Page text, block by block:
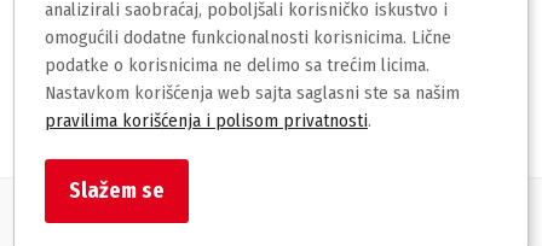
1
analizirali saobraćaj, poboljšali korisničko iskustvo i
omogućili dodatne funkcionalnosti korisnicima. Lične
podatke o korisnicima ne delimo sa trećim licima.
Nastavkom korišćenja web sajta saglasni ste sa našim
pravilima korišćenja i polisom privatnosti.
Slažem se